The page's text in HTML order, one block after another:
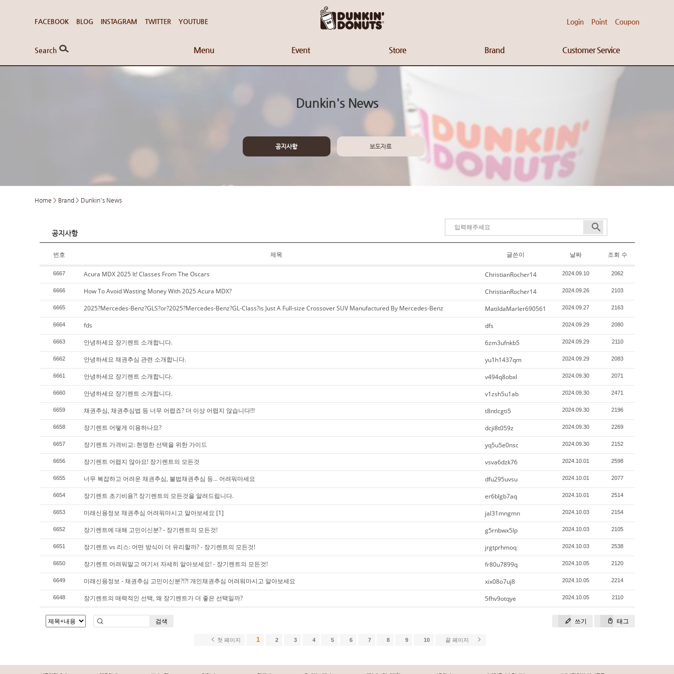
FACEBOOK BLOG INSTAGRAM TWITTER YOUTUBE Login Point Coupon
Search Menu Event Store Brand Customer Service
Dunkin's News
Home > Brand > Dunkin's News
공지사항 보도자료
공지사항 search
번호 제목 글쓴이 날짜 조회 수
6667 Acura MDX 2025 It! Classes From The Oscars ChristianRocher14 2024.09.10 2062
6666 How To Avoid Wasting Money With 2025 Acura MDX? ChristianRocher14 2024.09.26 2103
6665 2025?Mercedes-Benz?GLS?or?2025?Mercedes-Benz?GL-Class?is Just A Full-size Crossover SUV Manufactured By Mercedes-Benz MatildaMarler690561 2024.09.27 2163
6664 fds dfs 2024.09.29 2080
6663 안녕하세요 장기렌트 소개합니다. 6zm3ufnkb5 2024.09.29 2110
6662 안녕하세요 채권추심 관련 소개합니다. yu1h1437qm 2024.09.29 2083
6661 안녕하세요 장기렌트 소개합니다. v494q8obxl 2024.09.30 2071
6660 안녕하세요 장기렌트 소개합니다. v1zsh5u1ab 2024.09.30 2471
6659 채권추심, 채권추심법 등 너무 어렵죠? 더 이상 어렵지 않습니다!!! t8ntlcgti5 2024.09.30 2196
6658 장기렌트 어떻게 이용하나요? dcji8t059z 2024.09.30 2269
6657 장기렌트 가격비교: 현명한 선택을 위한 가이드 yq5u5e0nsc 2024.09.30 2152
6656 장기렌트 어렵지 않아요! 장기렌트의 모든것 vsva6dzk76 2024.10.01 2598
6655 너무 복잡하고 어려운 채권추심, 불법채권추심 등... 어려워마세요 dfu295uvsu 2024.10.01 2077
6654 장기렌트 초기비용?! 장기렌트의 모든것을 알려드립니다. er6blgb7aq 2024.10.01 2514
6653 미래신용정보 채권추심 어려워마시고 알아보세요 [1] jal31mngmn 2024.10.03 2154
6652 장기렌트에 대해 고민이신분? - 장기렌트의 모든것! g5rnbwx5lp 2024.10.03 2105
6651 장기렌트 vs 리스: 어떤 방식이 더 유리할까? - 장기렌트의 모든것! jrgtprhmoq 2024.10.03 2538
6650 장기렌트 어려워말고 여기서 자세히 알아보세요! - 장기렌트의 모든것! fr80u7899q 2024.10.05 2120
6649 미래신용정보 - 채권추심 고민이신분?!?! 개인채권추심 어려워마시고 알아보세요 xix08o7uj8 2024.10.05 2214
6648 장기렌트의 매력적인 선택, 왜 장기렌트가 더 좋은 선택일까? 5fhv9otqye 2024.10.05 2110
쓰기 태그
검색
첫 페이지 1 2 3 4 5 6 7 8 9 10 끝 페이지